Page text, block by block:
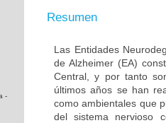
-
Resumen
Las Entidades
de Alzheimer (EA)
Central, y por tanto
últimos años se han
como ambientales que
del sistema nervioso